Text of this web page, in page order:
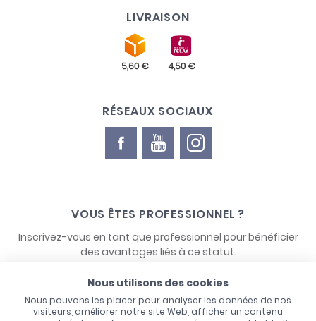
LIVRAISON
RÉSEAUX SOCIAUX
VOUS ÊTES PROFESSIONNEL ?
Inscrivez-vous en tant que professionnel pour bénéficier
des avantages liés à ce statut.
Nous utilisons des cookies
Nous pouvons les placer pour analyser les données de nos
visiteurs, améliorer notre site Web, afficher un contenu